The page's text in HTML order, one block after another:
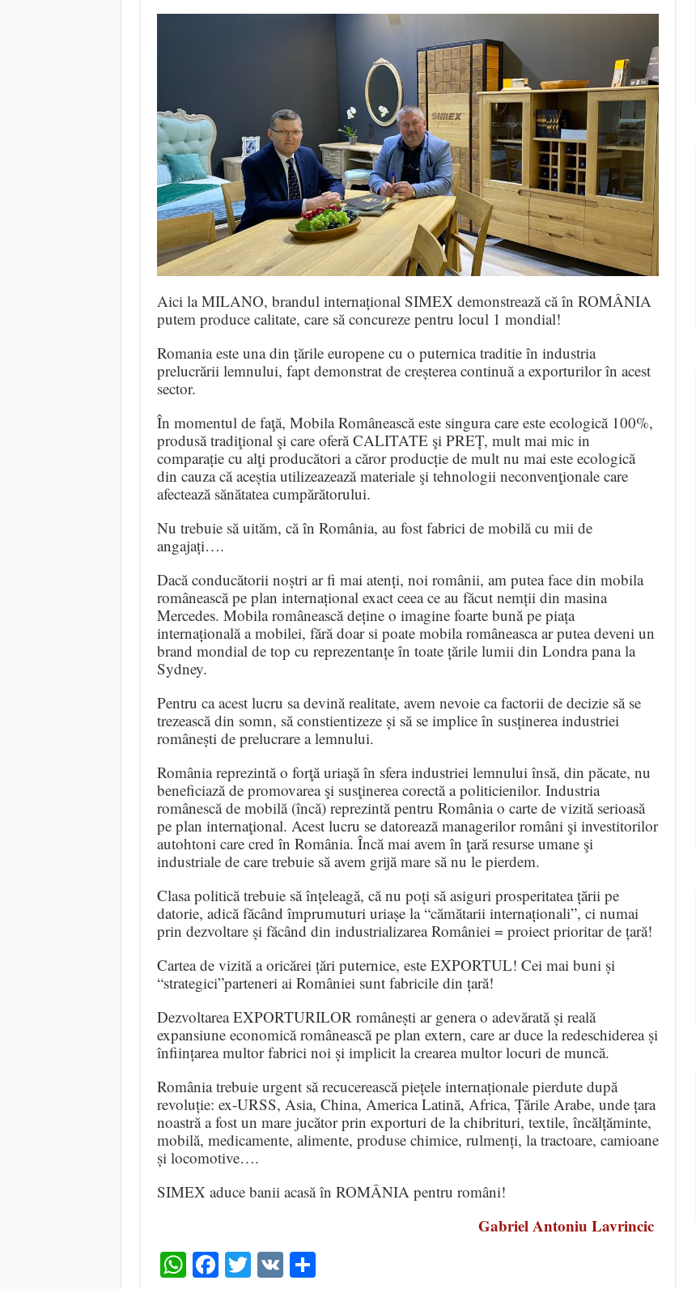
Aici la MILANO, brandul internațional SIMEX demonstrează că în ROMÂNIA
putem produce calitate, care să concureze pentru locul 1 mondial!
Romania este una din țările europene cu o puternica traditie în industria
prelucrării lemnului, fapt demonstrat de creșterea continuă a exporturilor în acest
sector.
În momentul de faţă, Mobila Românească este singura care este ecologică 100%,
produsă tradiţional şi care oferă CALITATE şi PREȚ, mult mai mic in
comparație cu alţi producători a căror producție de mult nu mai este ecologică
din cauza că aceștia utilizeazează materiale şi tehnologii neconvenţionale care
afectează sănătatea cumpărătorului.
Nu trebuie să uităm, că în România, au fost fabrici de mobilă cu mii de
angajați….
Dacă conducătorii noștri ar fi mai atenți, noi românii, am putea face din mobila
românească pe plan internațional exact ceea ce au făcut nemții din masina
Mercedes. Mobila românească deține o imagine foarte bună pe piața
internațională a mobilei, fără doar si poate mobila româneasca ar putea deveni un
brand mondial de top cu reprezentanțe în toate țările lumii din Londra pana la
Sydney.
Pentru ca acest lucru sa devină realitate, avem nevoie ca factorii de decizie să se
trezească din somn, să constientizeze și să se implice în susținerea industriei
românești de prelucrare a lemnului.
România reprezintă o forţă uriaşă în sfera industriei lemnului însă, din păcate, nu
beneficiază de promovarea şi susţinerea corectă a politicienilor. Industria
românescă de mobilă (încă) reprezintă pentru România o carte de vizită serioasă
pe plan internaţional. Acest lucru se datorează managerilor români şi investitorilor
autohtoni care cred în România. Încă mai avem în ţară resurse umane şi
industriale de care trebuie să avem grijă mare să nu le pierdem.
Clasa politică trebuie să înțeleagă, că nu poți să asiguri prosperitatea țării pe
datorie, adică făcând împrumuturi uriașe la “cămătarii internaționali”, ci numai
prin dezvoltare și făcând din industrializarea României = proiect prioritar de țară!
Cartea de vizită a oricărei țări puternice, este EXPORTUL! Cei mai buni și
“strategici”parteneri ai României sunt fabricile din țară!
Dezvoltarea EXPORTURILOR românești ar genera o adevărată și reală
expansiune economică românească pe plan extern, care ar duce la redeschiderea și
înființarea multor fabrici noi și implicit la crearea multor locuri de muncă.
România trebuie urgent să recucerească piețele internaționale pierdute după
revoluție: ex-URSS, Asia, China, America Latină, Africa, Țările Arabe, unde țara
noastră a fost un mare jucător prin exporturi de la chibrituri, textile, încălțăminte,
mobilă, medicamente, alimente, produse chimice, rulmenți, la tractoare, camioane
și locomotive….
SIMEX aduce banii acasă în ROMÂNIA pentru români!
Gabriel Antoniu Lavrincic
WhatsApp
Facebook
Twitter
VKShare